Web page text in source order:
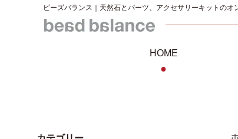
ビーズバランス｜天然石とパーツ、アクセサリーキットのオ
HOME
●